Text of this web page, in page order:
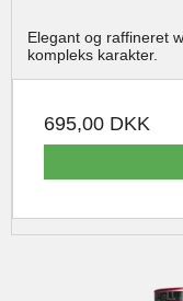
Elegant og raffineret
kompleks karakter.
695,00 DKK